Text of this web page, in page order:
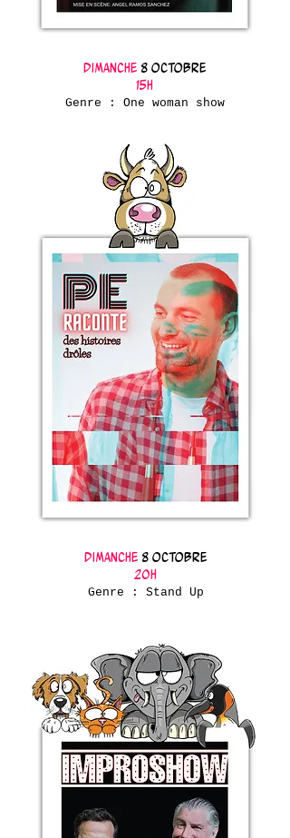
Dimanche 8 octobre
15h
Genre : One woman show
Dimanche 8 octobre
20h
Genre : Stand Up